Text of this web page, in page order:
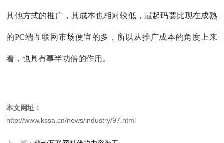
其他方式的推广，其成本也相对较低，最起码要比现在成熟
的PC端互联网市场便宜的多，所以从推广成本的角度上来
看，也具有事半功倍的作用。
本文网址：
http://www.kssa.cn/news/industry/97.html